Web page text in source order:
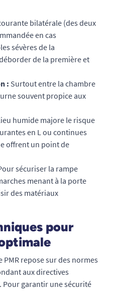
bilatérale (des deux
en cas
sévères de la
de la première et
: Surtout entre la chambre
souvent propice aux
humide majore le risque
en L ou continues
offrent un point de
sécuriser la rampe
menant à la porte
des matériaux
pour
repose sur des normes
aux directives
garantir une sécurité